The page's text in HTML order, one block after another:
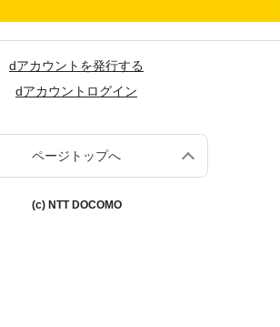
dアカウントを発行する
dアカウントログイン
ページトップへ
(c) NTT DOCOMO